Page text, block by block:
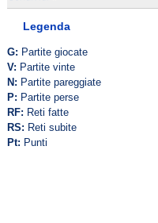
Legenda
G: Partite giocate
V: Partite vinte
N: Partite pareggiate
P: Partite perse
RF: Reti fatte
RS: Reti subite
Pt: Punti